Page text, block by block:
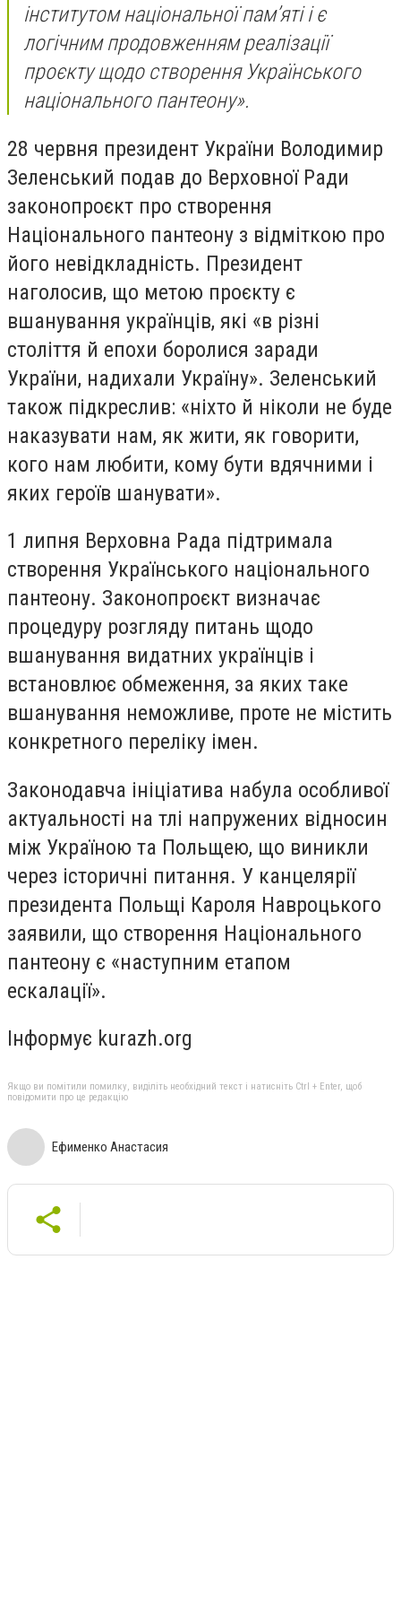
інститутом національної памʼяті і є
логічним продовженням реалізації
проєкту щодо створення Українського
національного пантеону».
28 червня президент України Володимир
Зеленський подав до Верховної Ради
законопроєкт про створення
Національного пантеону з відміткою про
його невідкладність. Президент
наголосив, що метою проєкту є
вшанування українців, які «в різні
століття й епохи боролися заради
України, надихали Україну». Зеленський
також підкреслив: «ніхто й ніколи не буде
наказувати нам, як жити, як говорити,
кого нам любити, кому бути вдячними і
яких героїв шанувати».
1 липня Верховна Рада підтримала
створення Українського національного
пантеону. Законопроєкт визначає
процедуру розгляду питань щодо
вшанування видатних українців і
встановлює обмеження, за яких таке
вшанування неможливе, проте не містить
конкретного переліку імен.
Законодавча ініціатива набула особливої
актуальності на тлі напружених відносин
між Україною та Польщею, що виникли
через історичні питання. У канцелярії
президента Польщі Кароля Навроцького
заявили, що створення Національного
пантеону є «наступним етапом
ескалації».
Інформує kurazh.org
Якщо ви помітили помилку, виділіть необхідний текст і натисніть Ctrl + Enter, щоб
повідомити про це редакцію
Ефименко Анастасия